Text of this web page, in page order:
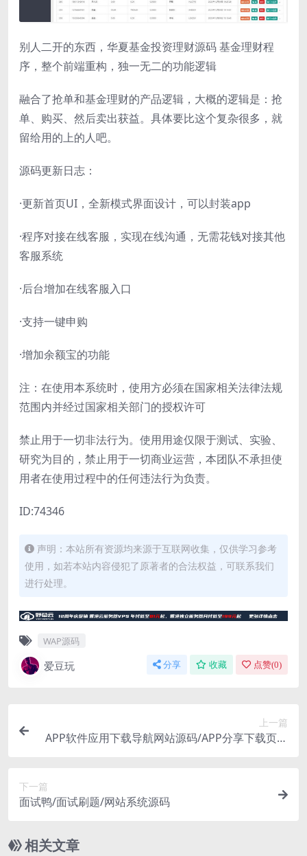
别人二开的东西，华夏基金投资理财源码 基金理财程
序，整个前端重构，独一无二的功能逻辑
融合了抢单和基金理财的产品逻辑，大概的逻辑是：抢
单、购买、然后卖出获益。具体要比这个复杂很多，就
留给用的上的人吧。
源码更新日志：
·更新首页UI，全新模式界面设计，可以封装app
·程序对接在线客服，实现在线沟通，无需花钱对接其他
客服系统
·后台增加在线客服入口
·支持一键申购
·增加余额宝的功能
注：在使用本系统时，使用方必须在国家相关法律法规
范围内并经过国家相关部门的授权许可
禁止用于一切非法行为。使用用途仅限于测试、实验、
研究为目的，禁止用于一切商业运营，本团队不承担使
用者在使用过程中的任何违法行为负责。
ID:74346
声明：本站所有资源均来源于互联网收集，仅供学习参考
使用，如若本站内容侵犯了原著者的合法权益，可联系我们
进行处理。
WAP源码
爱豆玩 分享 收藏 点赞(0)
上一篇
APP软件应用下载导航网站源码/APP分享下载页引
下一篇
面试鸭/面试刷题/网站系统源码
相关文章